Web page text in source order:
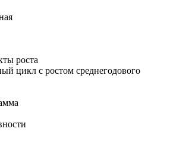
роста
цикл с ростом среднегодового